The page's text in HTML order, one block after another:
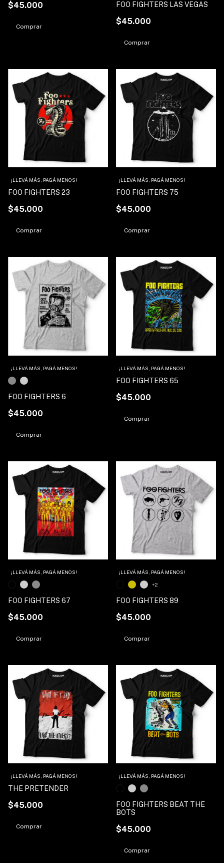
$45.000
Comprar
FOO FIGHTERS LAS VEGAS
$45.000
Comprar
FOO FIGHTERS 23
$45.000
¡LLEVÁ MÁS, PAGÁ MENOS!
Comprar
FOO FIGHTERS 75
$45.000
¡LLEVÁ MÁS, PAGÁ MENOS!
Comprar
FOO FIGHTERS 6
$45.000
¡LLEVÁ MÁS, PAGÁ MENOS!
Comprar
FOO FIGHTERS 65
$45.000
¡LLEVÁ MÁS, PAGÁ MENOS!
Comprar
FOO FIGHTERS 67
$45.000
¡LLEVÁ MÁS, PAGÁ MENOS!
Comprar
FOO FIGHTERS 89
$45.000
¡LLEVÁ MÁS, PAGÁ MENOS!
+2
Comprar
THE PRETENDER
$45.000
¡LLEVÁ MÁS, PAGÁ MENOS!
Comprar
FOO FIGHTERS BEAT THE
BOTS
$45.000
¡LLEVÁ MÁS, PAGÁ MENOS!
Comprar